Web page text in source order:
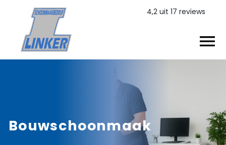
4,2 uit 17 reviews
menu
Bouwschoonmaak